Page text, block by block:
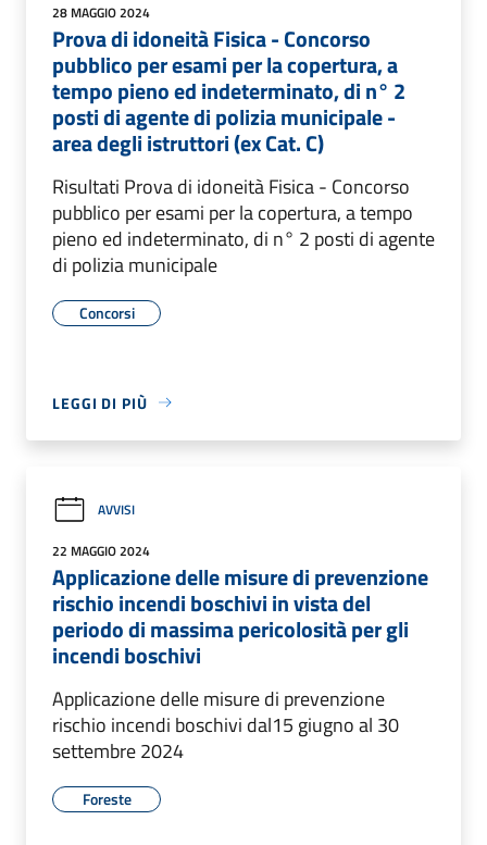
28 MAGGIO 2024
Prova di idoneità Fisica - Concorso
pubblico per esami per la copertura, a
tempo pieno ed indeterminato, di n° 2
posti di agente di polizia municipale -
area degli istruttori (ex Cat. C)
Risultati Prova di idoneità Fisica - Concorso
pubblico per esami per la copertura, a tempo
pieno ed indeterminato, di n° 2 posti di agente
di polizia municipale
Concorsi
LEGGI DI PIÙ
AVVISI
22 MAGGIO 2024
Applicazione delle misure di prevenzione
rischio incendi boschivi in vista del
periodo di massima pericolosità per gli
incendi boschivi
Applicazione delle misure di prevenzione
rischio incendi boschivi dal15 giugno al 30
settembre 2024
Foreste